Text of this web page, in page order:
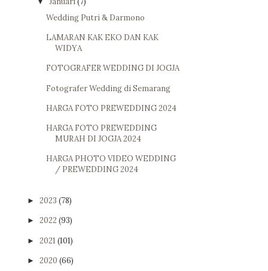
Wedding Putri & Darmono
LAMARAN KAK EKO DAN KAK
WIDYA
FOTOGRAFER WEDDING DI JOGJA
Fotografer Wedding di Semarang
HARGA FOTO PREWEDDING 2024
HARGA FOTO PREWEDDING
MURAH DI JOGJA 2024
HARGA PHOTO VIDEO WEDDING
/ PREWEDDING 2024
► 2023 (78)
► 2022 (93)
► 2021 (101)
► 2020 (66)